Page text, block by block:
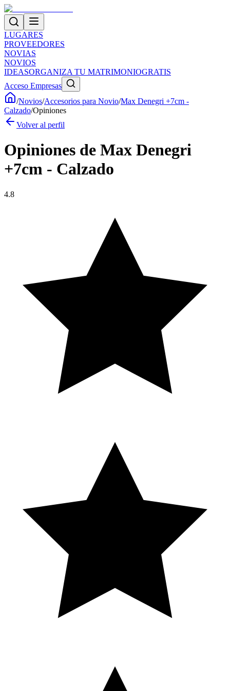
LUGARES
PROVEEDORES
NOVIAS
NOVIOS
IDEASORGANIZA TU MATRIMONIOGRATIS
Acceso Empresas
/Novios/Accesorios para Novio/Max Denegri +7cm -
Calzado/Opiniones
Volver al perfil
Opiniones de Max Denegri
+7cm - Calzado
4.8